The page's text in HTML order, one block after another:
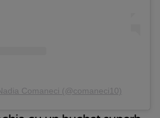
Comaneci (@comaneci10)